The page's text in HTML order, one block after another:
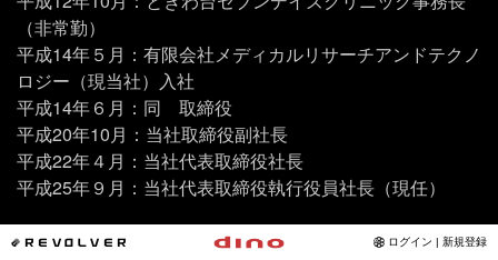
（非常勤）
平成14年５月：有限会社メディカルリサーチアンドテクノ
ロジー（現当社）入社
平成14年６月：同 取締役
平成20年10月：当社取締役副社長
平成22年４月：当社代表取締役社長
平成25年９月：当社代表取締役執行役員社長（現任）
*REVOLVER ログイン | 新規登録